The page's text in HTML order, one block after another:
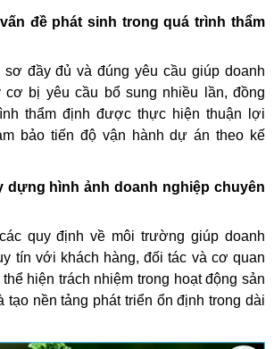
đề phát sinh trong quá trình thẩm
đầy đủ và đúng yêu cầu giúp doanh
cơ bị yêu cầu bổ sung nhiều lần, đồng
thẩm định được thực hiện thuận lợi
bảo tiến độ vận hành dự án theo kế
dựng hình ảnh doanh nghiệp chuyên
quy định về môi trường giúp doanh
tín với khách hàng, đối tác và cơ quan
hiện trách nhiệm trong hoạt động sản
tạo nền tảng phát triển ổn định trong dài